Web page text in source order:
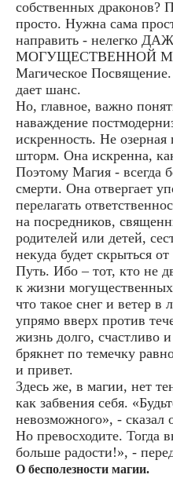
собственных драконов?
просто. Нужна сама
направить -
МОГУЩЕСТВЕННОЙ
Магическое
дает шанс.
Но, главное, важно
наваждение
искренность. Не озерная
шторм. Она искренна,
Поэтому Магия - всегда
смерти. Она отвергает
перелагать
на посредников,
родителей или детей,
некуда будет скрыться
Путь. Ибо – тот, кто не
к жизни
что такое снег и ветер в
упрямо вверх против
жизнь долго, счастливо
брякнет по темечку
и привет.
Здесь же, в магии, нет
как забвения себя.
невозможного», - сказал
Но превосходите. Тогда
больше радости!», -
О бесполезности магии.